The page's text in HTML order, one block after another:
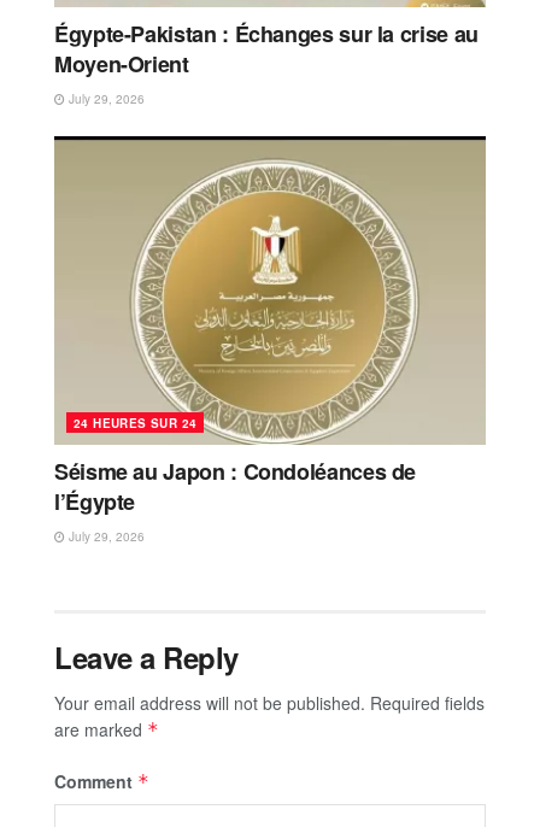
Égypte-Pakistan : Échanges sur la crise au
Moyen-Orient
July 29, 2026
24 HEURES SUR 24
Séisme au Japon : Condoléances de
l’Égypte
July 29, 2026
Leave a Reply
Your email address will not be published. Required fields
are marked *
Comment *